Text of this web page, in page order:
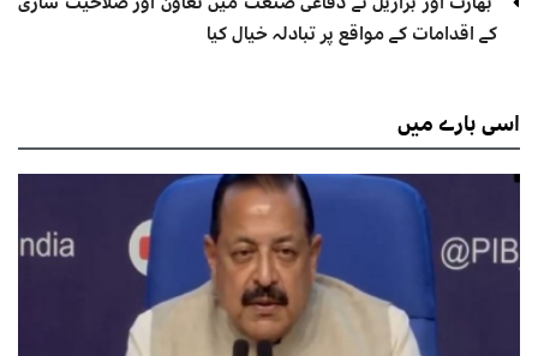
کے اقدامات کے مواقع پر تبادلہ خیال کیا
اسیبارے میں